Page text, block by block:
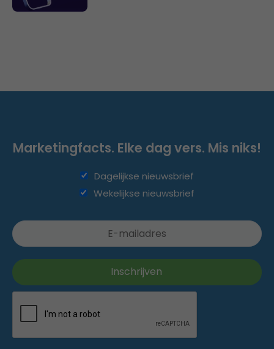
Marketingfacts. Elke dag vers. Mis niks!
Dagelijkse nieuwsbrief
Wekelijkse nieuwsbrief